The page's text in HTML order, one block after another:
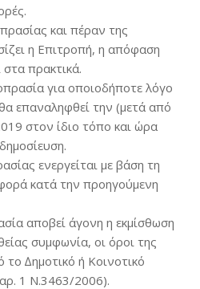
και πέραν της
η Επιτροπή, η απόφαση
πρακτικά.
για οποιοδήποτε λόγο
επαναληφθεί την (µετά από
στον ίδιο τόπο και ώρα
ενεργείται µε βάση τη
κατά την προηγούµενη
αποβεί άγονη η εκµίσθωση
συµφωνία, οι όροι της
∆ηµοτικό ή Κοινοτικό
1 Ν.3463/2006).